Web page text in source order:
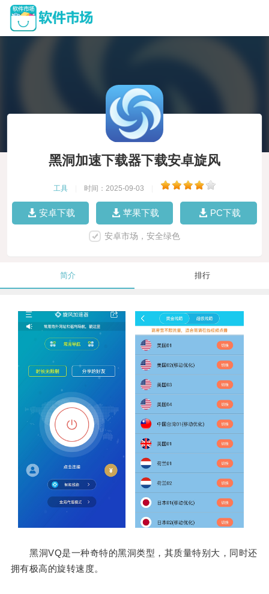
黑洞加速下载器下载安卓旋风
工具 时间：2025-09-03
安卓下载 苹果下载 PC下载
安卓市场，安全绿色
简介 排行
黑洞VQ是一种奇特的黑洞类型，其质量特别大，同时还
拥有极高的旋转速度。